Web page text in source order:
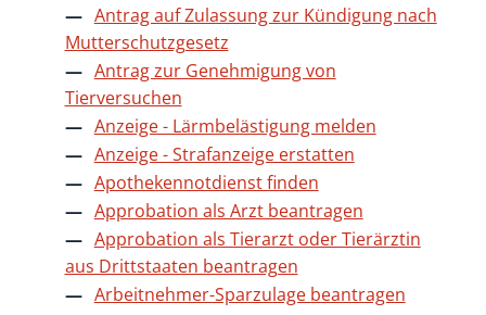
Antrag auf Zulassung zur Kündigung nach
Mutterschutzgesetz
Antrag zur Genehmigung von
Tierversuchen
Anzeige - Lärmbelästigung melden
Anzeige - Strafanzeige erstatten
Apothekennotdienst finden
Approbation als Arzt beantragen
Approbation als Tierarzt oder Tierärztin
aus Drittstaaten beantragen
Arbeitnehmer-Sparzulage beantragen